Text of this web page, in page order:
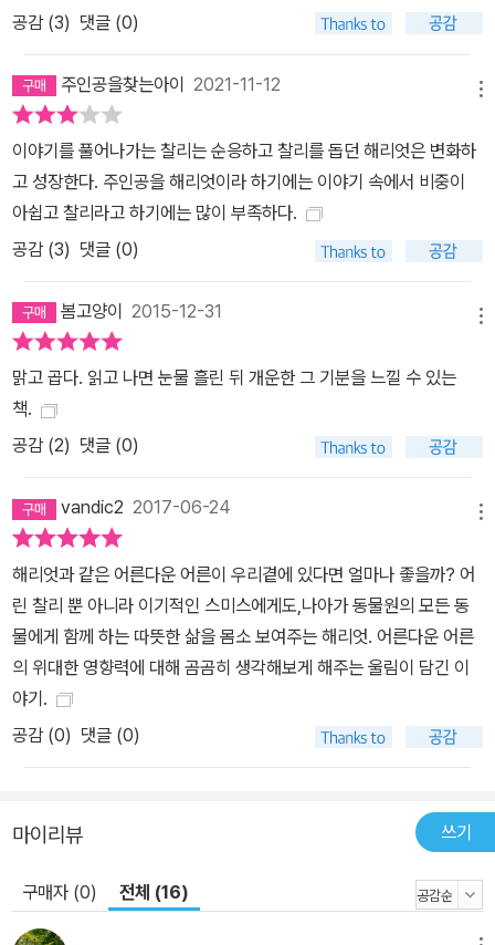
일인지 깨닫는다. “해리엇, 우리와 함께 바다로 가요.” 찰리의 말에 해
안내하고, 개코원숭이들이 당신을 끌고 밀어서 좀 더 빨리 움직이게
할 거예요. 그리고 올드가 당신의 생명을 지켜 줄 거예요.” 찰리의 말
에 해리엇은 함동안 생각에 잠겼다. 그리운 바다가 보고 싶었지만 모
두에게 위험한 일이라 망설여졌다. “해리엇, 마지막으로 물을게요. 갈
라파고스로 돌아가고 싶어요?” 찰리가 물었다. “그래, 내가 살았던
땅으로 돌아가고 싶어. 어쩌면 그 전에 생명이 다할지 모르지만. 그래
도 바다로 가고 싶어. 아니, 난 바다로 갈 수 있을 거야.”_본문 중에서
인간의 잔인함에 희생된 수많은 동물들을 그리며… ‘인간은 진정으로
진화한 것인가’를 묻는다 우리가 원하는 삶은 무엇일까. 그리고 바람
직한 세상은 어떤 것일까. 해리엇과 찰리, 또 다른 동물들 이야기를 통
해 우리는 여러 질문을 자문자답할 필요가 있다. 배부르게 고기를 먹
고, 비싼 가죽가방을 들고 가죽구두를 신고, 마치 장난감 다루듯 동물
으로 우리 인간은 얼마나 더 잔인해져야 할까. “우린 사람들이 먹이를
먹는 것을 봤어. 여러 명의 사람들이 모여 있었지. 먹이를 먹는 모습은
분명 달랐어. 그리고 어떤 사람이 어제 우리와 함께 나간 거북의 몸을
자르고 있는 것을 봤어. 여기 있는 거북들은 사람들의 먹이야.” 그 소
리에 화물칸 안이 술렁거렸다. 하지만 거북 중에는 누구도 섣불리 입
을 열지 않았다. 거북의 본래 습성처럼 상황에 대해 조용히 생각하고
했다. 하지만 이 작품을 통해 문득 이런 것들을 생각하게 된다. 동물권
가. 그렇다면 우리 인간은 진정으로 진화하고 있는 것인가. 동화 한 편
을 통해 이렇게 커다란 질문과 문제의식을 던진다는 것은 쉽지 않은
전율을 느낀다.
공감 (3) 댓글 (0)
주인공을찾는아이 2021-11-12
이야기를 풀어나가는 찰리는 순응하고 찰리를 돕던 해리엇은 변화하
고 성장한다. 주인공을 해리엇이라 하기에는 이야기 속에서 비중이
아쉽고 찰리라고 하기에는 많이 부족하다.
공감 (3) 댓글 (0)
봄고양이 2015-12-31
맑고 곱다. 읽고 나면 눈물 흘린 뒤 개운한 그 기분을 느낄 수 있는
책.
공감 (2) 댓글 (0)
vandic2 2017-06-24
해리엇과 같은 어른다운 어른이 우리곁에 있다면 얼마나 좋을까? 어
린 찰리 뿐 아니라 이기적인 스미스에게도,나아가 동물원의 모든 동
물에게 함께 하는 따뜻한 삶을 몸소 보여주는 해리엇. 어른다운 어른
의 위대한 영향력에 대해 곰곰히 생각해보게 해주는 울림이 담긴 이
야기.
공감 (0) 댓글 (0)
마이리뷰 쓰기
구매자 (0) 전체 (16)